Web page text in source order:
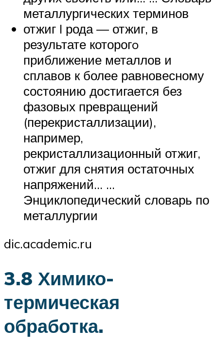
металлургических терминов
отжиг I рода — отжиг, в
результате которогo
приближение металлов и
сплавов к более равновесному
состоянию достигается без
фазовых превращений
(перекристаллизации),
например,
рекристаллизационный отжиг,
отжиг для снятия остаточных
напряжений… …
Энциклопедический словарь по
металлургии
dic.academic.ru
3.8 Химико-
термическая
обработка.